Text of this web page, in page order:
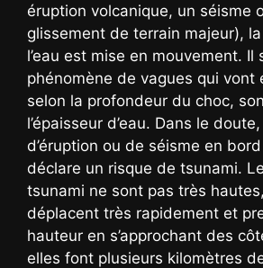
éruption volcanique, un séisme
glissement de terrain majeur),
l’eau est mise en mouvement. Il
phénomène de vagues qui vont
selon la profondeur du choc,
l’épaisseur d’eau. Dans le
d’éruption ou de séisme en
déclare un risque de tsunami.
tsunami ne sont pas très
déplacent très rapidement et
hauteur en s’approchant des
elles font plusieurs kilomètres